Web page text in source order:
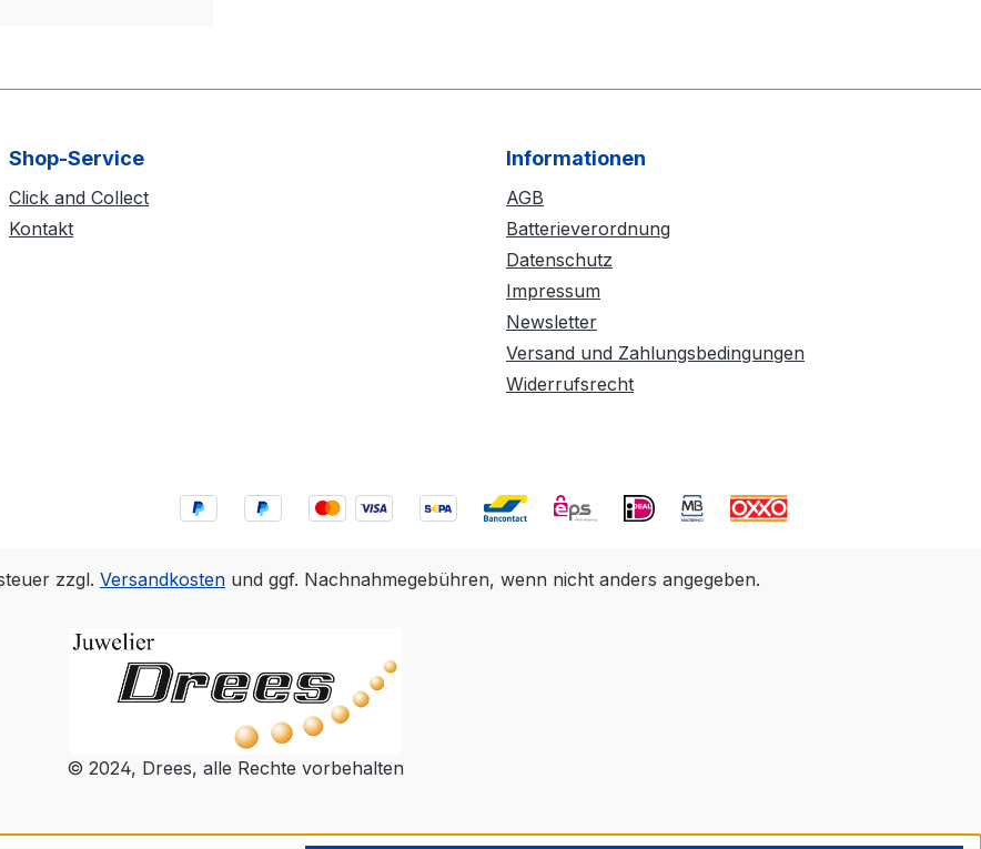
Shop-Service
Click and Collect
Kontakt
Informationen
AGB
Batterieverordnung
Datenschutz
Impressum
Newsletter
Versand und Zahlungsbedingungen
Widerrufsrecht
zzgl. Versandkosten und ggf. Nachnahmegebühren, wenn nicht anders angegeben.
© 2024, Drees, alle Rechte vorbehalten